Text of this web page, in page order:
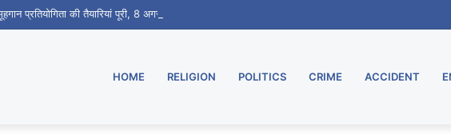
प्रतियोगिता की तैयारियां पूरी, 8 अगस्त को एम.वी. कॉलेज में गूंजेंगे देशभक्ति के सुर
HOME RELIGION POLITICS CRIME ACCIDENT